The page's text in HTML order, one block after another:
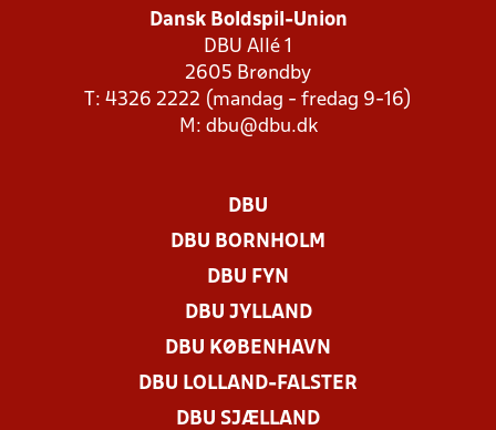
Dansk Boldspil-Union
DBU Allé 1
2605 Brøndby
T: 4326 2222 (mandag - fredag 9-16)
M: dbu@dbu.dk
DBU
DBU BORNHOLM
DBU FYN
DBU JYLLAND
DBU KØBENHAVN
DBU LOLLAND-FALSTER
DBU SJÆLLAND